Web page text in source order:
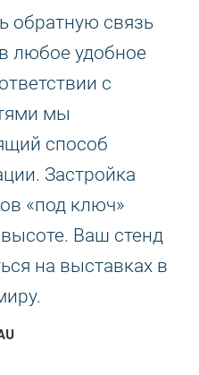
обратную связь
любое удобное
с
мы
способ
Застройка
«под ключ»
Ваш стенд
на выставках в